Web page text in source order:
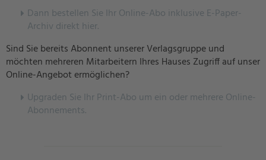
Dann bestellen Sie Ihr Online-Abo inklusive E-Paper-
Archiv direkt hier.
Sind Sie bereits Abonnent unserer Verlagsgruppe und
möchten mehreren Mitarbeitern Ihres Hauses Zugriff auf unser
Online-Angebot ermöglichen?
Upgraden Sie Ihr Print-Abo um ein oder mehrere Online-
Abonnements.